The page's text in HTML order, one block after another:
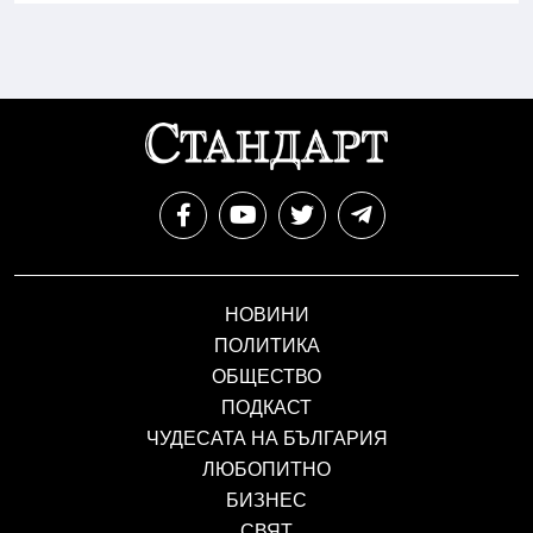
НОВИНИ
ПОЛИТИКА
ОБЩЕСТВО
ПОДКАСТ
ЧУДЕСАТА НА БЪЛГАРИЯ
ЛЮБОПИТНО
БИЗНЕС